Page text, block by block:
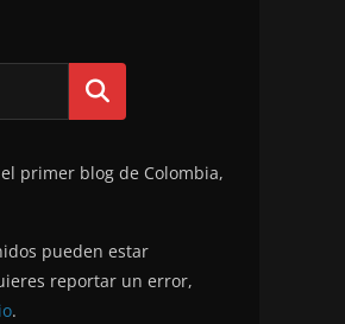
Buscar
primer blog de Colombia,
pueden estar
reportar un error,
.